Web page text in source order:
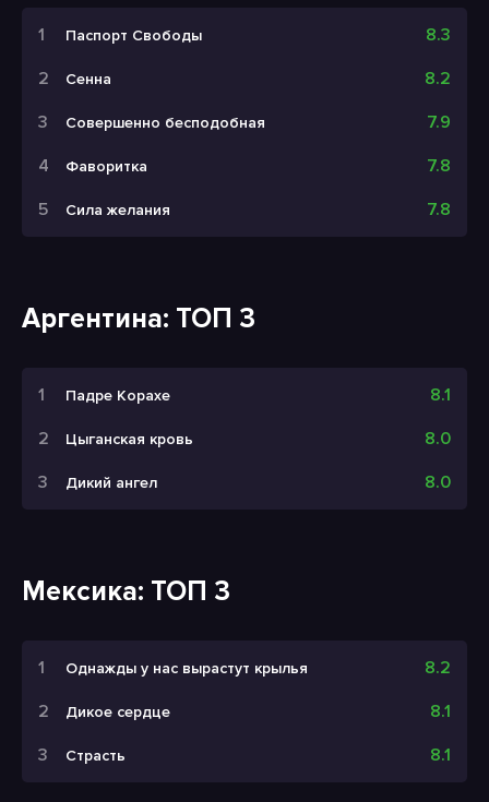
Паспорт Свободы 8.3
Сенна 8.2
Совершенно бесподобная 7.9
Фаворитка 7.8
Сила желания 7.8
Аргентина: ТОП 3
Падре Корахе 8.1
Цыганская кровь 8.0
Дикий ангел 8.0
Мексика: ТОП 3
Однажды у нас вырастут крылья 8.2
Дикое сердце 8.1
Страсть 8.1